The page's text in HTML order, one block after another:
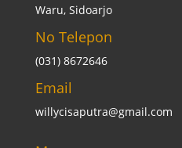
Waru, Sidoarjo
No Telepon
(031) 8672646
Email
willycisaputra@gmail.com